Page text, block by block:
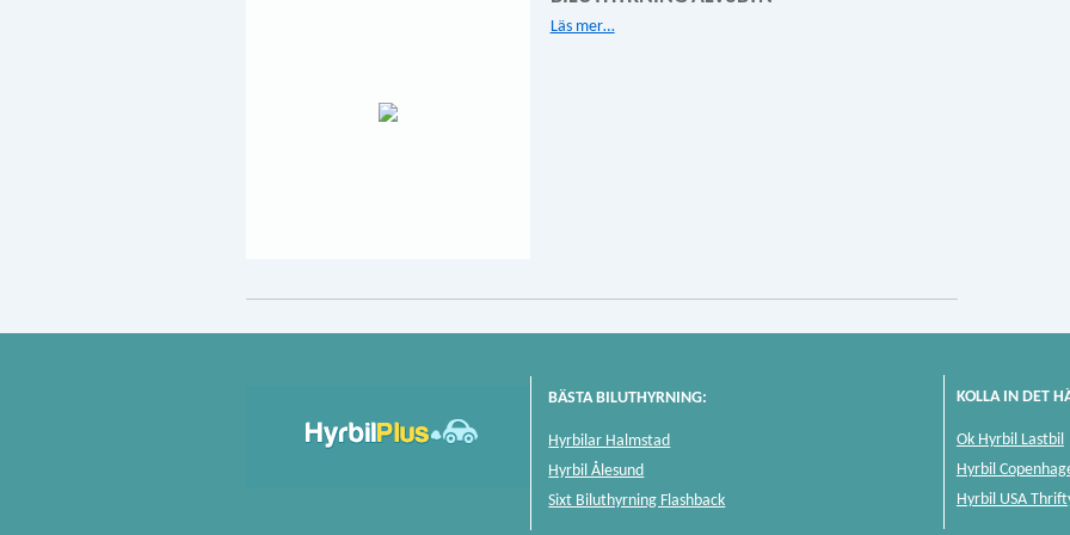
Läs mer…
BÄSTA BILUTHYRNING:
Hyrbilar Halmstad
Hyrbil Ålesund
Sixt Biluthyrning Flashback
KOLLA IN DET
Ok Hyrbil Lastbil
Hyrbil
Hyrbil USA